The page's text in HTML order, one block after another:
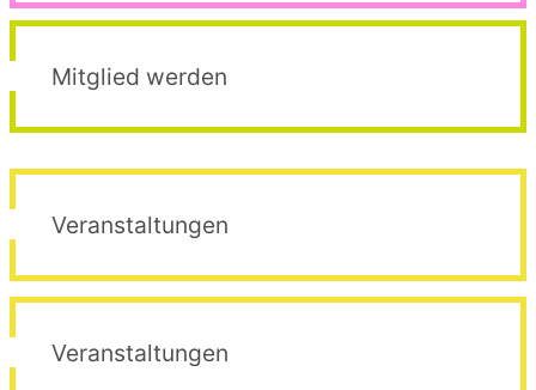
Mitglied werden
Veranstaltungen
Veranstaltungen